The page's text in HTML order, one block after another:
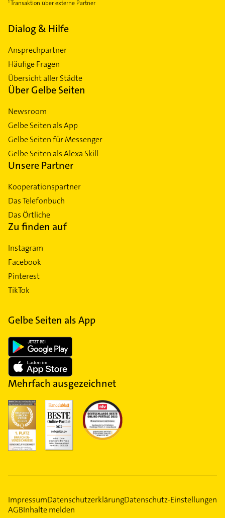
Transaktion über externe Partner
Dialog & Hilfe
Ansprechpartner
Häufige Fragen
Übersicht aller Städte
Über Gelbe Seiten
Newsroom
Gelbe Seiten als App
Gelbe Seiten für Messenger
Gelbe Seiten als Alexa Skill
Unsere Partner
Kooperationspartner
Das Telefonbuch
Das Örtliche
Zu finden auf
Instagram
Facebook
Pinterest
TikTok
Gelbe Seiten als App
Mehrfach ausgezeichnet
ImpressumDatenschutzerklärungDatenschutz-Einstellungen
AGBInhalte melden